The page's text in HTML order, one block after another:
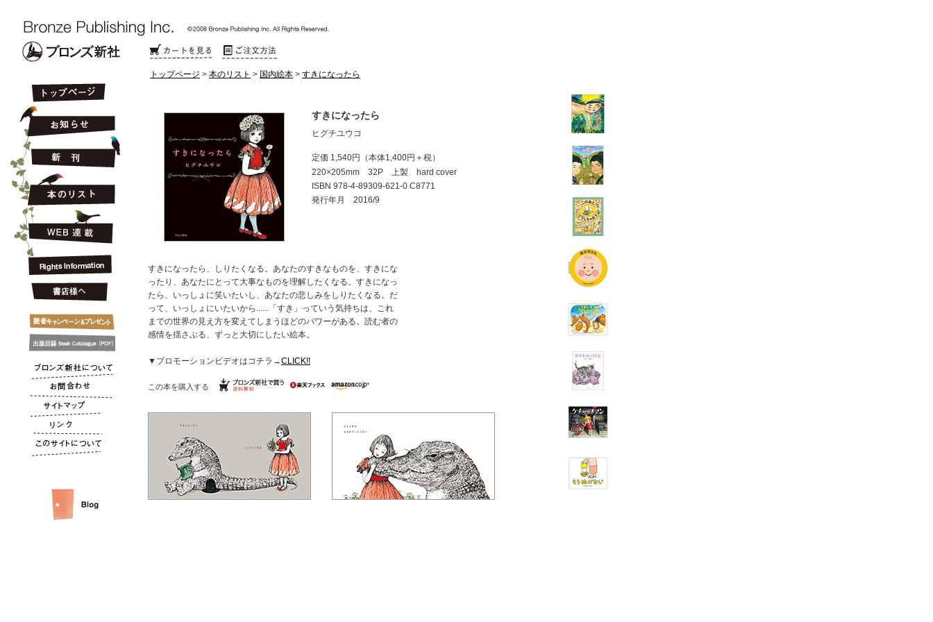
トップページ > 本のリスト > 国内絵本 > すきになったら
すきになったら
ヒグチユウコ
定価 1,540円
（本体1,400円＋税）
220×205mm 32P 上製 hard cover
ISBN 978-4-89309-621-0 C8771
発行年月 2016/9
すきになったら、しりたくなる。あなたのすきなものを、すきにな
ったり、あなたにとって大事なものを理解したくなる。すきになっ
たら、いっしょに笑いたいし、あなたの悲しみをしりたくなる。だ
って、いっしょにいたいから......「すき」っていう気持ちは、これ
までの世界の見え方を変えてしまうほどのパワーがある。読む者の
感情を揺さぶる、ずっと大切にしたい絵本。
▼プロモーションビデオはコチラ→CLICK!!
この本を購入する